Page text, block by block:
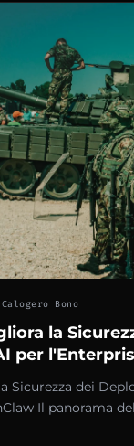
Bono
la
per
Sicurezza dei
Il panorama